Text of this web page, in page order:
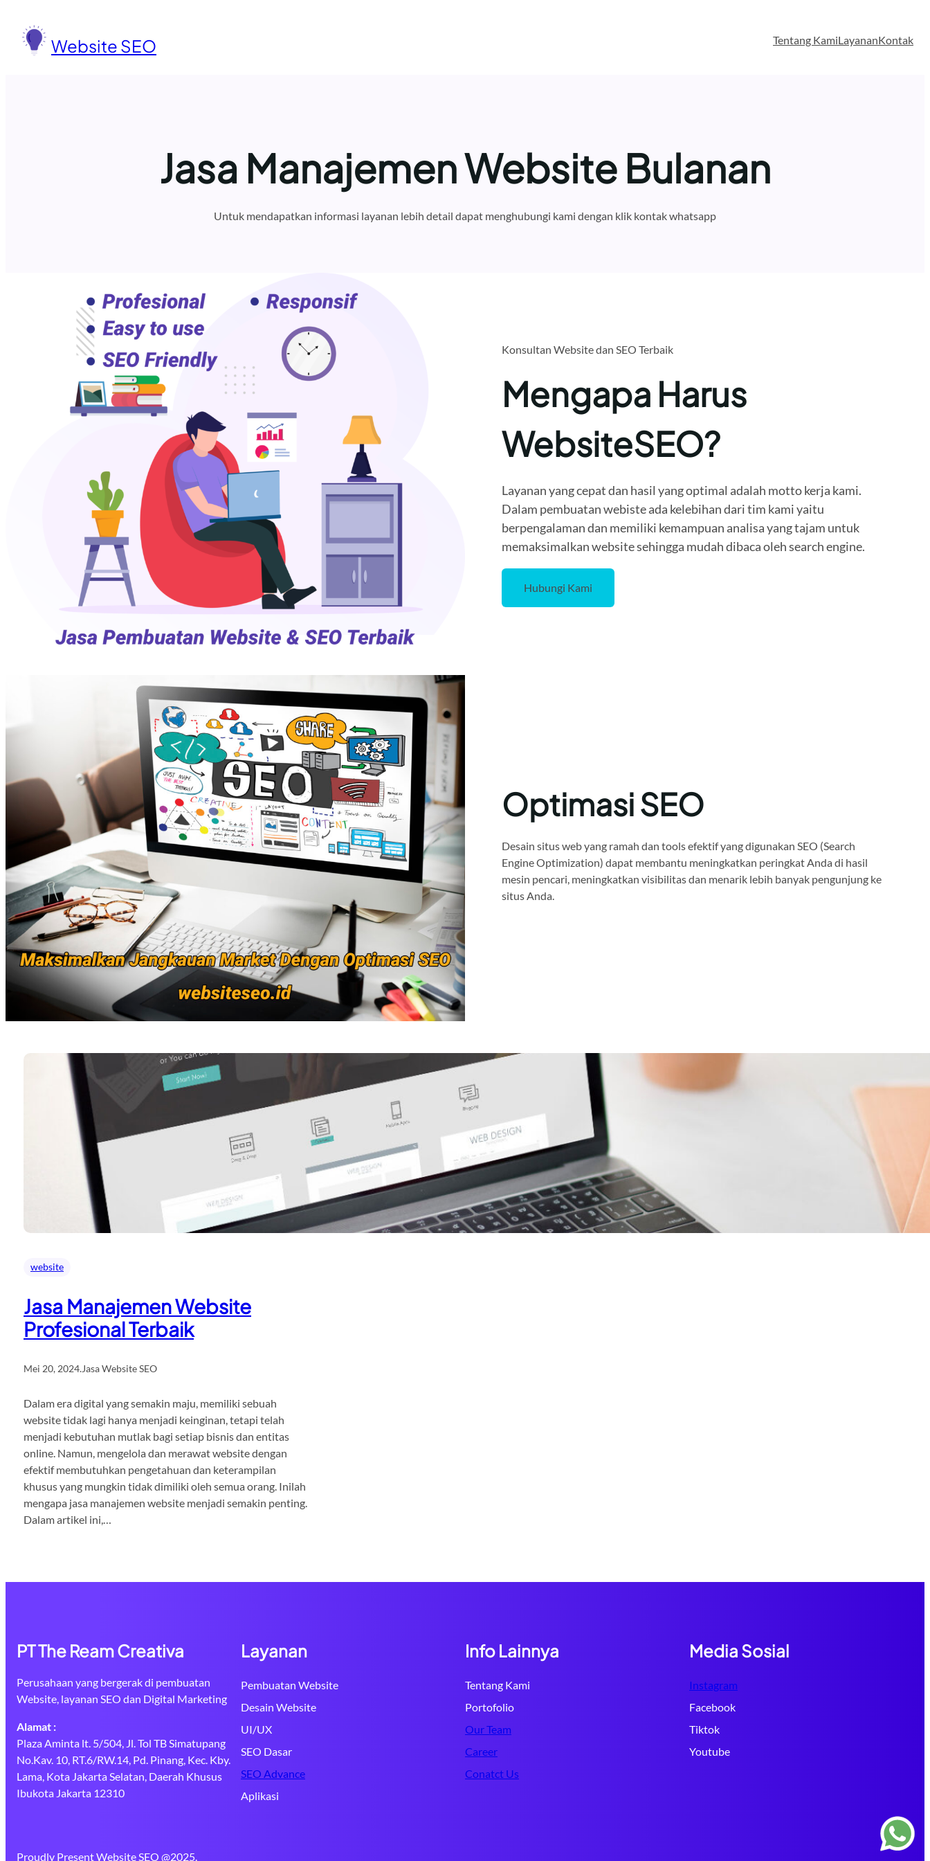
konten
Website SEO Tentang KamiLayananKontak
Jasa Manajemen Website Bulanan
Untuk mendapatkan informasi layanan lebih detail dapat menghubungi kami dengan klik kontak whatsapp
Konsultan Website dan SEO Terbaik
Mengapa Harus
WebsiteSEO?
Layanan yang cepat dan hasil yang optimal adalah motto kerja kami.
Dalam pembuatan webiste ada kelebihan dari tim kami yaitu
berpengalaman dan memiliki kemampuan analisa yang tajam untuk
memaksimalkan website sehingga mudah dibaca oleh search engine.
Hubungi Kami
Optimasi SEO
Desain situs web yang ramah dan tools efektif yang digunakan SEO (Search
Engine Optimization) dapat membantu meningkatkan peringkat Anda di hasil
mesin pencari, meningkatkan visibilitas dan menarik lebih banyak pengunjung ke
situs Anda.
website
Jasa Manajemen Website
Profesional Terbaik
Mei 20, 2024.Jasa Website SEO
Dalam era digital yang semakin maju, memiliki sebuah
website tidak lagi hanya menjadi keinginan, tetapi telah
menjadi kebutuhan mutlak bagi setiap bisnis dan entitas
online. Namun, mengelola dan merawat website dengan
efektif membutuhkan pengetahuan dan keterampilan
khusus yang mungkin tidak dimiliki oleh semua orang. Inilah
mengapa jasa manajemen website menjadi semakin penting.
Dalam artikel ini,…
PT The Ream Creativa
Perusahaan yang bergerak di pembuatan
Website, layanan SEO dan Digital Marketing
Alamat :
Plaza Aminta lt. 5/504, Jl. Tol TB Simatupang
No.Kav. 10, RT.6/RW.14, Pd. Pinang, Kec. Kby.
Lama, Kota Jakarta Selatan, Daerah Khusus
Ibukota Jakarta 12310
Layanan
Pembuatan Website
Desain Website
UI/UX
SEO Dasar
SEO Advance
Aplikasi
Info Lainnya
Tentang Kami
Portofolio
Our Team
Career
Conatct Us
Media Sosial
Instagram
Facebook
Tiktok
Youtube
Proudly Present Website SEO @2025.